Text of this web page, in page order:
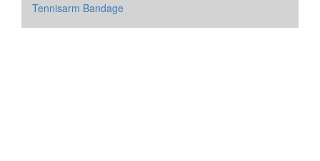
Tennisarm Bandage